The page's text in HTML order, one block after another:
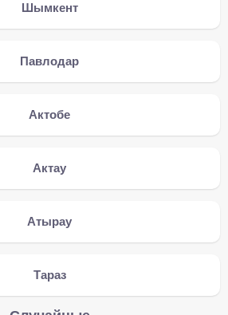
Шымкент
Павлодар
Актобе
Актау
Атырау
Тараз